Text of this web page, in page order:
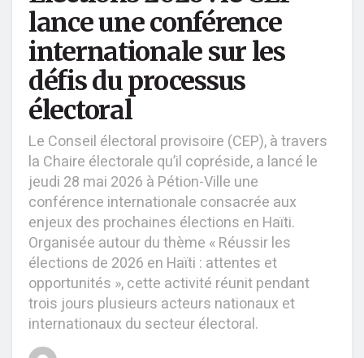
lance une conférence
internationale sur les
défis du processus
électoral
Le Conseil électoral provisoire (CEP), à travers
la Chaire électorale qu’il copréside, a lancé le
jeudi 28 mai 2026 à Pétion-Ville une
conférence internationale consacrée aux
enjeux des prochaines élections en Haïti.
Organisée autour du thème « Réussir les
élections de 2026 en Haïti : attentes et
opportunités », cette activité réunit pendant
trois jours plusieurs acteurs nationaux et
internationaux du secteur électoral.